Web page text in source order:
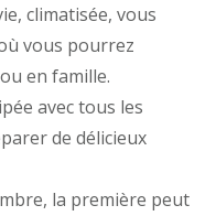
climatisée, vous
vous pourrez
en famille.
avec tous les
de délicieux
la première peut